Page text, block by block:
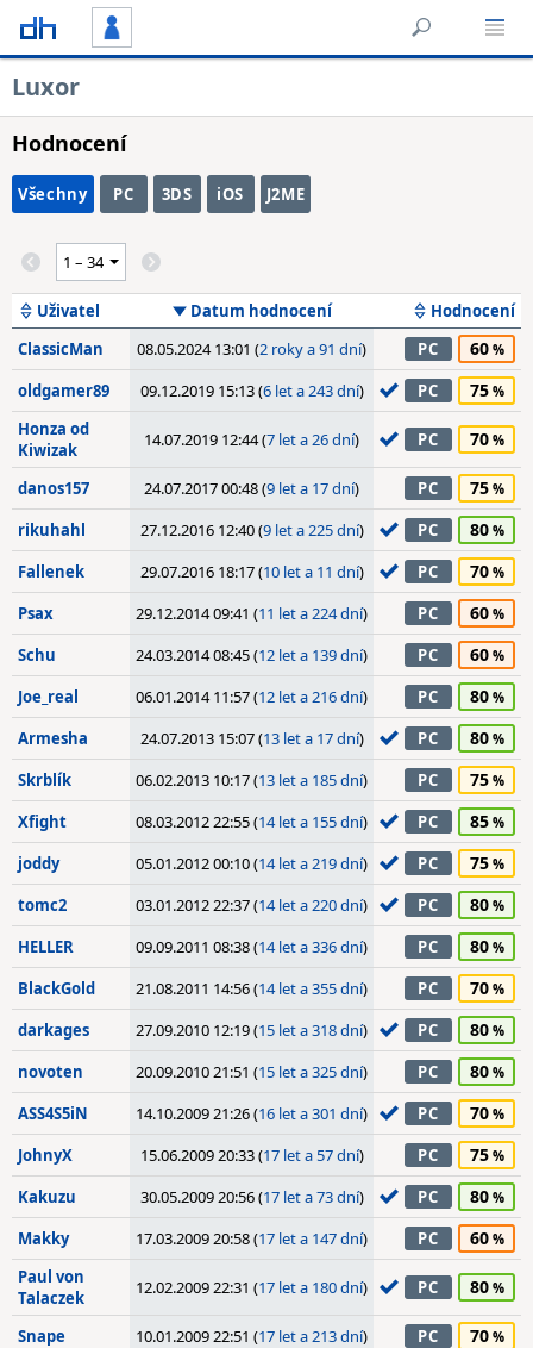
Luxor
Hodnocení
Všechny PC 3DS iOS J2ME
Uživatel Datum hodnocení
Hodnocení
ClassicMan
08.05.2024 13:01 (2 roky a 91 dní) PC 60
oldgamer89 09.12.2019 15:13 (6 let a 243 dní) PC 75
Honza od
Kiwizak
14.07.2019 12:44 (7 let a 26 dní) PC 70
danos157 24.07.2017 00:48 (9 let a 17 dní) PC 75
rikuhahl 27.12.2016 12:40 (9 let a 225 dní) PC 80
Fallenek 29.07.2016 18:17 (10 let a 11 dní) PC 70
Psax 29.12.2014 09:41 (11 let a 224 dní) PC 60
Schu 24.03.2014 08:45 (12 let a 139 dní) PC 60
Joe_real 06.01.2014 11:57 (12 let a 216 dní) PC 80
Armesha 24.07.2013 15:07 (13 let a 17 dní) PC 80
Skrblík 06.02.2013 10:17 (13 let a 185 dní) PC 75
Xfight 08.03.2012 22:55 (14 let a 155 dní) PC 85
joddy 05.01.2012 00:10 (14 let a 219 dní) PC 75
tomc2 03.01.2012 22:37 (14 let a 220 dní) PC 80
HELLER 09.09.2011 08:38 (14 let a 336 dní) PC 80
BlackGold 21.08.2011 14:56 (14 let a 355 dní) PC 70
darkages 27.09.2010 12:19 (15 let a 318 dní) PC 80
novoten 20.09.2010 21:51 (15 let a 325 dní) PC 80
ASS4S5iN 14.10.2009 21:26 (16 let a 301 dní) PC 70
JohnyX 15.06.2009 20:33 (17 let a 57 dní) PC 75
Kakuzu 30.05.2009 20:56 (17 let a 73 dní) PC 80
Makky 17.03.2009 20:58 (17 let a 147 dní) PC 60
Paul von
Talaczek
12.02.2009 22:31 (17 let a 180 dní) PC 80
Snape 10.01.2009 22:51 (17 let a 213 dní) PC 70